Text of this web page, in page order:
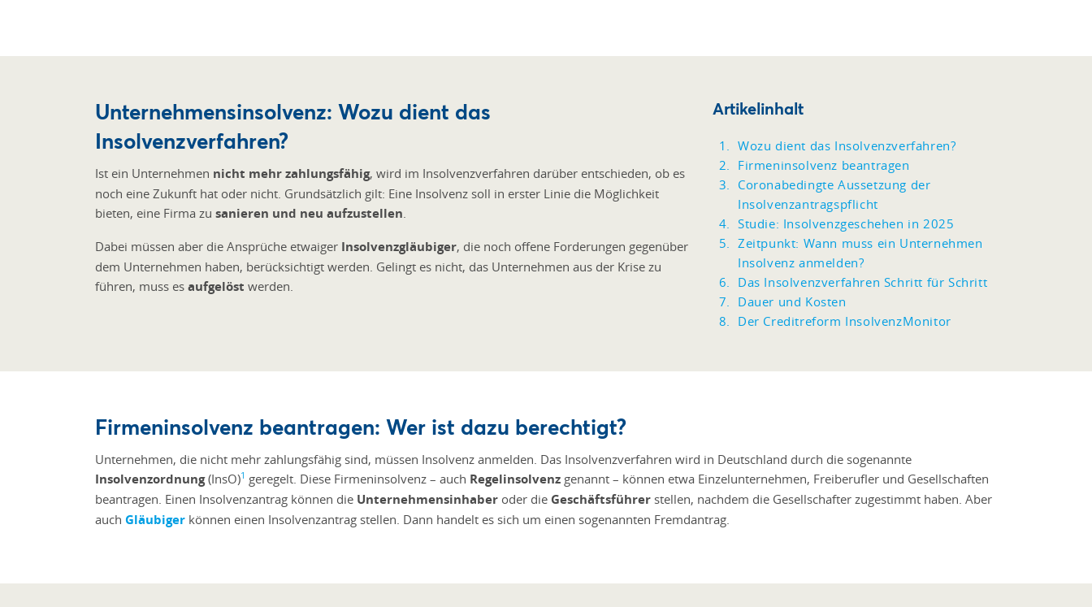
Unternehmensinsolvenz: Wozu dient das
Insolvenzverfahren?
Ist ein Unternehmen nicht mehr zahlungsfähig, wird im Insolvenzverfahren darüber entschieden, ob es
noch eine Zukunft hat oder nicht. Grundsätzlich gilt: Eine Insolvenz soll in erster Linie die Möglichkeit
bieten, eine Firma zu sanieren und neu aufzustellen.
Dabei müssen aber die Ansprüche etwaiger Insolvenzgläubiger, die noch offene Forderungen gegenüber
dem Unternehmen haben, berücksichtigt werden. Gelingt es nicht, das Unternehmen aus der Krise zu
führen, muss es aufgelöst werden.
Artikelinhalt
Wozu dient das Insolvenzverfahren?
Firmeninsolvenz beantragen
Coronabedingte Aussetzung der
Insolvenzantragspflicht
Studie: Insolvenzgeschehen in 2025
Zeitpunkt: Wann muss ein Unternehmen
Insolvenz anmelden?
Das Insolvenzverfahren Schritt für Schritt
Dauer und Kosten
Der Creditreform InsolvenzMonitor
Firmeninsolvenz beantragen: Wer ist dazu berechtigt?
Unternehmen, die nicht mehr zahlungsfähig sind, müssen Insolvenz anmelden. Das Insolvenzverfahren wird in Deutschland durch die sogenannte
Insolvenzordnung(InsO)1 geregelt. Diese Firmeninsolvenz – auch Regelinsolvenz genannt – können etwa Einzelunternehmen, Freiberufler und Gesellschaften
beantragen. Einen Insolvenzantrag können die Unternehmensinhaber oder die Geschäftsführer stellen, nachdem die Gesellschafter zugestimmt haben. Aber
auch Gläubiger können einen Insolvenzantrag stellen. Dann handelt es sich um einen sogenannten Fremdantrag.